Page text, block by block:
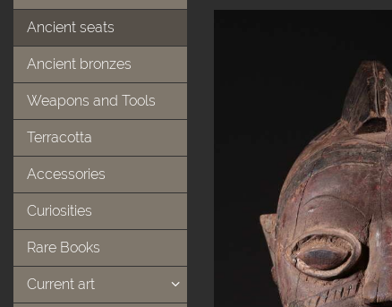
Ancient seats
Ancient bronzes
Weapons and Tools
Terracotta
Accessories
Curiosities
Rare Books
Current art